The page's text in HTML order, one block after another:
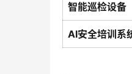
智能巡检设备
AI安全培训系